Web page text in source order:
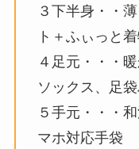
３下半身・・
ト＋ふぃっと
４足元・・・
ソックス、足
５手元・・・
マホ対応手袋